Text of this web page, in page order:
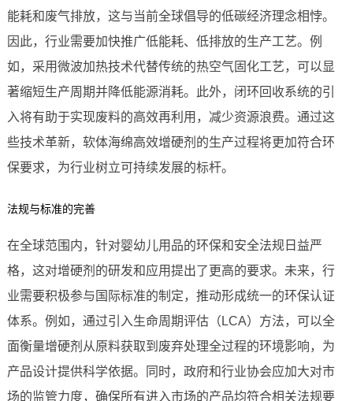
能耗和废气排放，这与当前全球倡导的低碳经济理念相悖。
因此，行业需要加快推广低能耗、低排放的生产工艺。例
如，采用微波加热技术代替传统的热空气固化工艺，可以显
著缩短生产周期并降低能源消耗。此外，闭环回收系统的引
入将有助于实现废料的高效再利用，减少资源浪费。通过这
些技术革新，软体海绵高效增硬剂的生产过程将更加符合环
保要求，为行业树立可持续发展的标杆。
法规与标准的完善
在全球范围内，针对婴幼儿用品的环保和安全法规日益严
格，这对增硬剂的研发和应用提出了更高的要求。未来，行
业需要积极参与国际标准的制定，推动形成统一的环保认证
体系。例如，通过引入生命周期评估（LCA）方法，可以全
面衡量增硬剂从原料获取到废弃处理全过程的环境影响，为
产品设计提供科学依据。同时，政府和行业协会应加大对市
场的监管力度，确保所有进入市场的产品均符合相关法规要